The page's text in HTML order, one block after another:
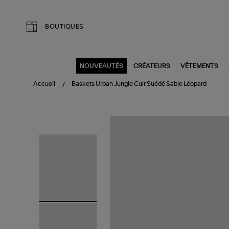
BOUTIQUES
NOUVEAUTÉS CRÉATEURS VÊTEMENTS
Accueil Baskets Urban Jungle Cuir Suédé Sable Léopard